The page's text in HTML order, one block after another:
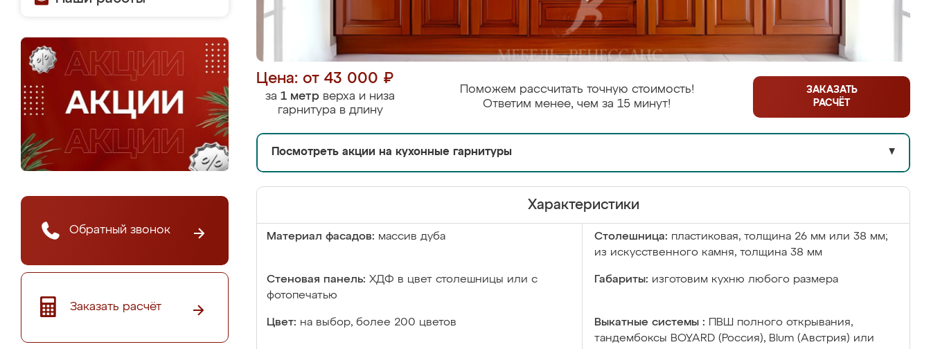
Обратный звонок
Заказать расчёт
Цена: от 43 000 ₽
за 1 метр верха и низа
гарнитура в длину
Поможем рассчитать точную стоимость!
Ответим менее, чем за 15 минут!
ЗАКАЗАТЬ
РАСЧЁТ
Посмотреть акции на кухонные гарнитуры ▼
Характеристики
Материал фасадов: массив дуба Столешница: пластиковая, толщина 26 мм или 38 мм;
из искусственного камня, толщина 38 мм
Стеновая панель: ХДФ в цвет столешницы или с
фотопечатью
Габариты: изготовим кухню любого размера
Цвет: на выбор, более 200 цветов Выкатные системы :
ПВШ полного открывания,
тандембоксы BOYARD (Россия), Blum (Австрия) или